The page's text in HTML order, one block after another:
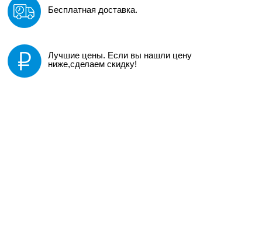
Бесплатная доставка.
Лучшие цены. Если вы нашли цену
ниже,сделаем скидку!